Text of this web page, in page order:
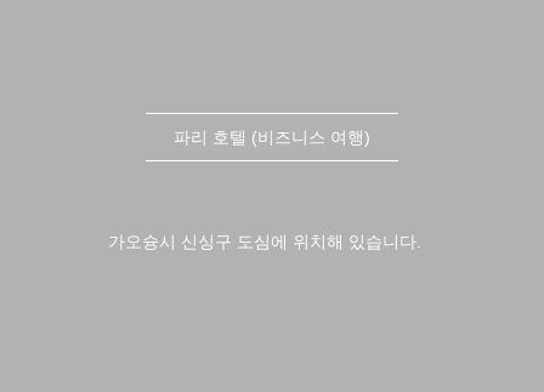
파리 호텔 (비즈니스 여행)
가오슝시 신싱구 도심에 위치해 있습니다.